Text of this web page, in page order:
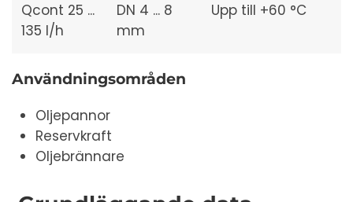
Qcont 25 ...
135 l/h
DN 4 ... 8
mm
Upp till +60 °C
Användningsområden
Oljepannor
Reservkraft
Oljebrännare